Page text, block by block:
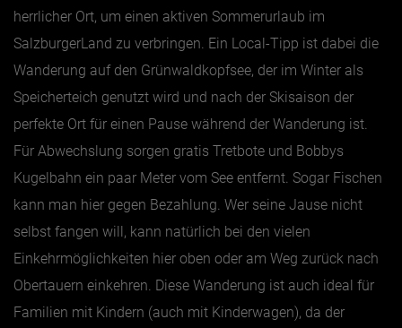
herrlicher Ort, um einen aktiven Sommerurlaub im
SalzburgerLand zu verbringen. Ein Local-Tipp ist dabei die
Wanderung auf den Grünwaldkopfsee, der im Winter als
Speicherteich genutzt wird und nach der Skisaison der
perfekte Ort für einen Pause während der Wanderung ist.
Für Abwechslung sorgen gratis Tretbote und Bobbys
Kugelbahn ein paar Meter vom See entfernt. Sogar Fischen
kann man hier gegen Bezahlung. Wer seine Jause nicht
selbst fangen will, kann natürlich bei den vielen
Einkehrmöglichkeiten hier oben oder am Weg zurück nach
Obertauern einkehren. Diese Wanderung ist auch ideal für
Familien mit Kindern (auch mit Kinderwagen), da der